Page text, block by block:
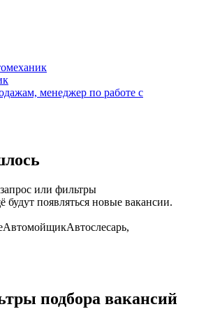
менеджер по работе с
или фильтры
появляться новые вакансии.
АвтомойщикАвтослесарь,
подбора вакансий